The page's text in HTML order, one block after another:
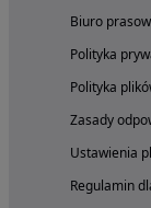
Biuro
Polityka
Polityka
Zasady
Ustawienia
Regulamin